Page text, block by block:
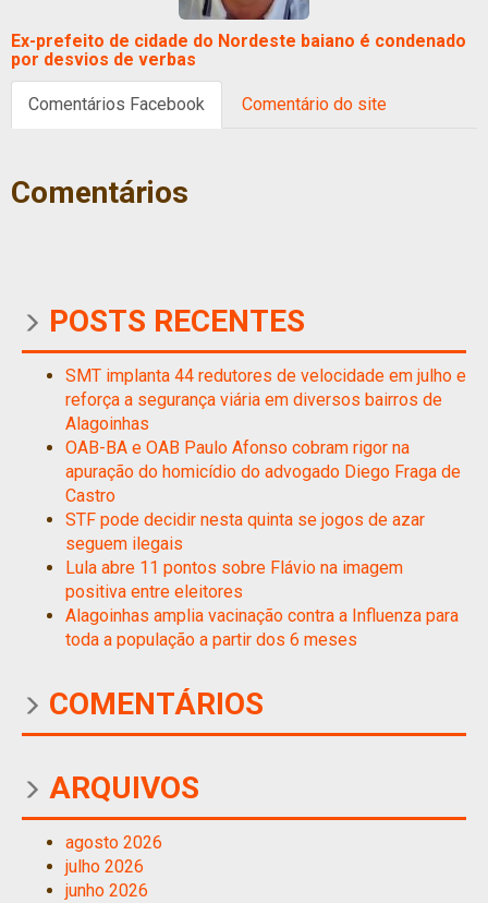
Ex-prefeito de cidade do Nordeste baiano é condenado
por desvios de verbas
Comentários Facebook Comentário do site
Comentários
POSTS RECENTES
SMT implanta 44 redutores de velocidade em julho e
reforça a segurança viária em diversos bairros de
Alagoinhas
OAB-BA e OAB Paulo Afonso cobram rigor na
apuração do homicídio do advogado Diego Fraga de
Castro
STF pode decidir nesta quinta se jogos de azar
seguem ilegais
Lula abre 11 pontos sobre Flávio na imagem
positiva entre eleitores
Alagoinhas amplia vacinação contra a Influenza para
toda a população a partir dos 6 meses
COMENTÁRIOS
ARQUIVOS
agosto 2026
julho 2026
junho 2026